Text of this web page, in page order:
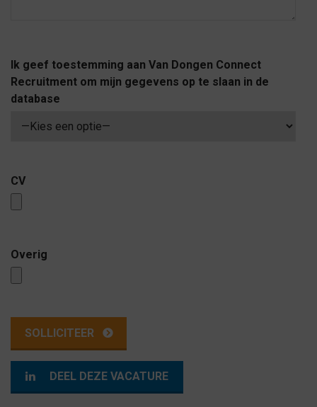
Ik geef toestemming aan Van Dongen Connect
Recruitment om mijn gegevens op te slaan in de
database
CV
Overig
DEEL DEZE VACATURE